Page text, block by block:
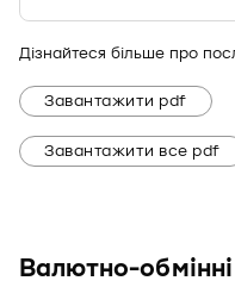
Дізнайтеся більше про
Завантажити pdf
Завантажити все pdf
Валютно-обмінні